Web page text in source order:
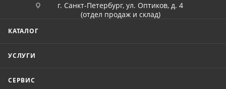
г. Санкт-Петербург, ул. Оптиков, д. 4
(отдел продаж и склад)
КАТАЛОГ
УСЛУГИ
СЕРВИС